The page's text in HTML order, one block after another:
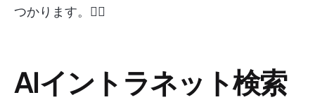
つかります。🕵️‍♀️
AIイントラネット検索